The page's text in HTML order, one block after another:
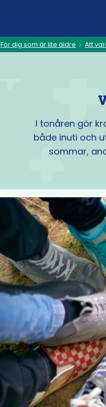
För dig som är lite äldre Att
I tonåren gör
både inuti och
sommar,